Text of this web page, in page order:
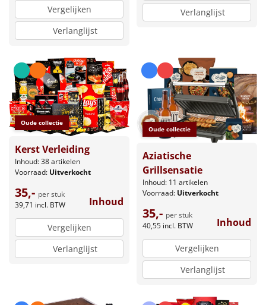
Vergelijken
Verlanglijst
Verlanglijst
Oude collectie
Kerst Verleiding
Inhoud: 38 artikelen
Voorraad: Uitverkocht
35,- per stuk
39,71 incl. BTW Inhoud
Vergelijken
Verlanglijst
Oude collectie
Aziatische
Grillsensatie
Inhoud: 11 artikelen
Voorraad: Uitverkocht
35,- per stuk
40,55 incl. BTW Inhoud
Vergelijken
Verlanglijst